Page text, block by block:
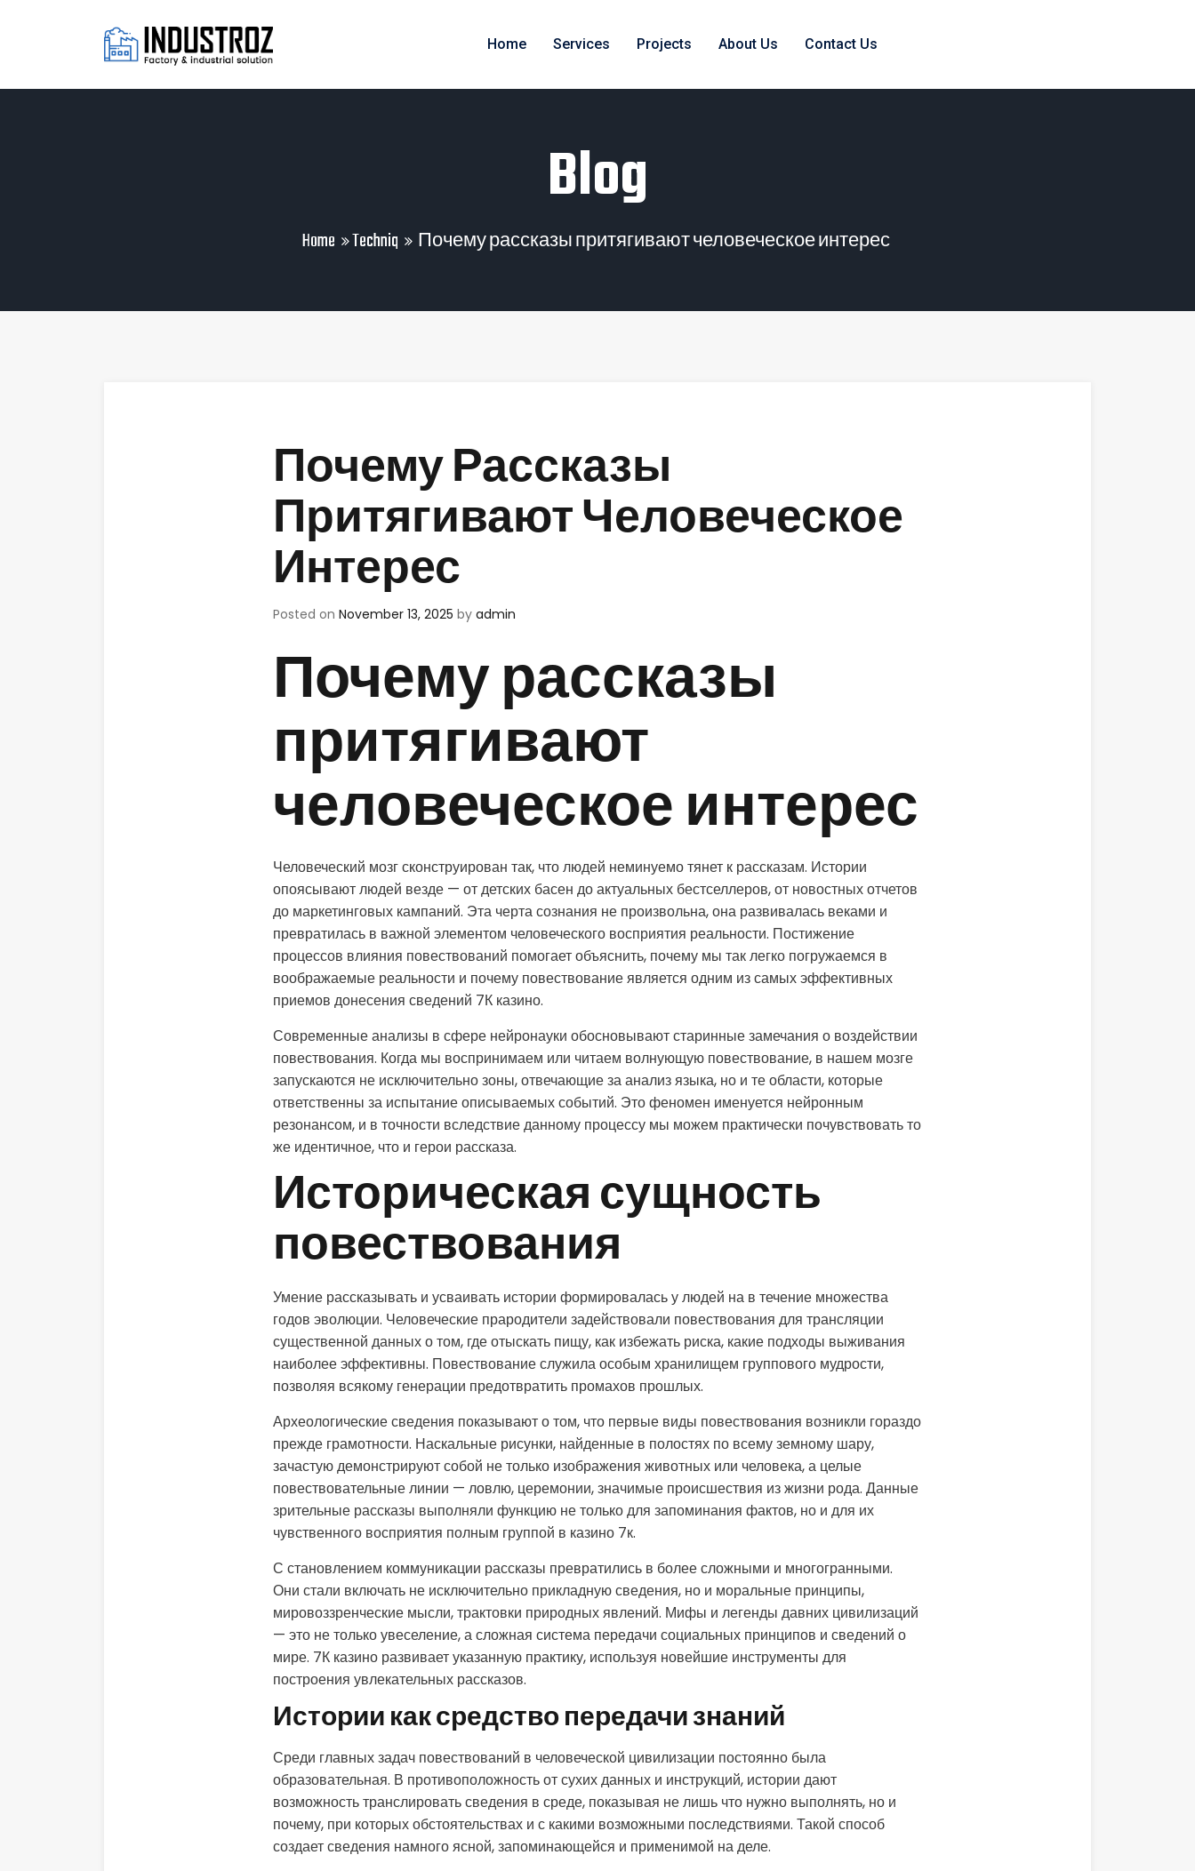
Home Services Projects About Us Contact Us
Blog
Home Techniq Почему рассказы притягивают человеческое интерес
Почему Рассказы
Притягивают Человеческое
Интерес
Posted on November 13, 2025 by admin
Почему рассказы
притягивают
человеческое интерес
Человеческий мозг сконструирован так, что людей неминуемо тянет к рассказам. Истории
опоясывают людей везде — от детских басен до актуальных бестселлеров, от новостных отчетов
до маркетинговых кампаний. Эта черта сознания не произвольна, она развивалась веками и
превратилась в важной элементом человеческого восприятия реальности. Постижение
процессов влияния повествований помогает объяснить, почему мы так легко погружаемся в
воображаемые реальности и почему повествование является одним из самых эффективных
приемов донесения сведений 7К казино.
Современные анализы в сфере нейронауки обосновывают старинные замечания о воздействии
повествования. Когда мы воспринимаем или читаем волнующую повествование, в нашем мозге
запускаются не исключительно зоны, отвечающие за анализ языка, но и те области, которые
ответственны за испытание описываемых событий. Это феномен именуется нейронным
резонансом, и в точности вследствие данному процессу мы можем практически почувствовать то
же идентичное, что и герои рассказа.
Историческая сущность
повествования
Умение рассказывать и усваивать истории формировалась у людей на в течение множества
годов эволюции. Человеческие прародители задействовали повествования для трансляции
существенной данных о том, где отыскать пищу, как избежать риска, какие подходы выживания
наиболее эффективны. Повествование служила особым хранилищем группового мудрости,
позволяя всякому генерации предотвратить промахов прошлых.
Археологические сведения показывают о том, что первые виды повествования возникли гораздо
прежде грамотности. Наскальные рисунки, найденные в полостях по всему земному шару,
зачастую демонстрируют собой не только изображения животных или человека, а целые
повествовательные линии — ловлю, церемонии, значимые происшествия из жизни рода. Данные
зрительные рассказы выполняли функцию не только для запоминания фактов, но и для их
чувственного восприятия полным группой в казино 7к.
С становлением коммуникации рассказы превратились в более сложными и многогранными.
Они стали включать не исключительно прикладную сведения, но и моральные принципы,
мировоззренческие мысли, трактовки природных явлений. Мифы и легенды давних цивилизаций
— это не только увеселение, а сложная система передачи социальных принципов и сведений о
мире. 7К казино развивает указанную практику, используя новейшие инструменты для
построения увлекательных рассказов.
Истории как средство передачи знаний
Среди главных задач повествований в человеческой цивилизации постоянно была
образовательная. В противоположность от сухих данных и инструкций, истории дают
возможность транслировать сведения в среде, показывая не лишь что нужно выполнять, но и
почему, при которых обстоятельствах и с какими возможными последствиями. Такой способ
создает сведения намного ясной, запоминающейся и применимой на деле.